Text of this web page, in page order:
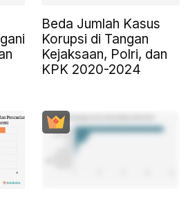
Beda Jumlah Kasus
Korupsi di Tangan
Kejaksaan, Polri, dan
KPK 2020-2024